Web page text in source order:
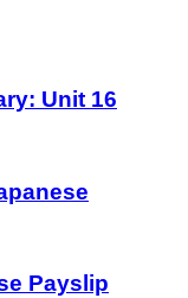
Unit 16
Payslip